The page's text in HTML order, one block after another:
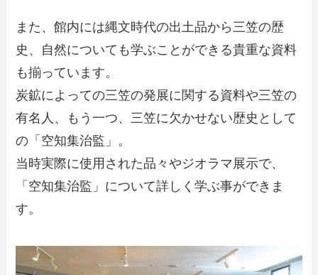
また、館内には縄文時代の出土品から三笠の歴
史、自然についても学ぶことができる貴重な資料
も揃っています。
炭鉱によっての三笠の発展に関する資料や三笠の
有名人、もう一つ、三笠に欠かせない歴史として
の「空知集治監」。
当時実際に使用された品々やジオラマ展示で、
「空知集治監」について詳しく学ぶ事ができま
す。